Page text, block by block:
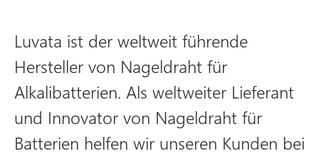
Luvata ist der weltweit führende
Hersteller von Nageldraht für
Alkalibatterien. Als weltweiter Lieferant
und Innovator von Nageldraht für
Batterien helfen wir unseren Kunden bei